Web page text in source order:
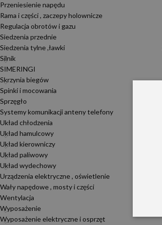
Przeniesienie napędu
Rama i części , zaczepy holownicze
Regulacja obrotów i gazu
Siedzenia przednie
Siedzenia tylne ,ławki
Silnik
SIMERINGI
Skrzynia biegów
Spinki i mocowania
Sprzęgło
Systemy komunikacji anteny telefony
Układ chłodzenia
Układ hamulcowy
Układ kierowniczy
Układ paliwowy
Układ wydechowy
Urządzenia elektryczne , oświetlenie
Wały napędowe , mosty i części
Wentylacja
Wyposażenie
Wyposażenie elektryczne i osprzęt